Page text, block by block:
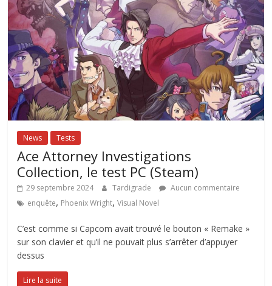
News Tests
Ace Attorney Investigations
Collection, le test PC (Steam)
29 septembre 2024 Tardigrade
Aucun commentaire
enquête, Phoenix Wright,Visual Novel
C’est comme si Capcom avait trouvé le bouton « Remake »
sur son clavier et qu’il ne pouvait plus s’arrêter d’appuyer
dessus
Lire la suite